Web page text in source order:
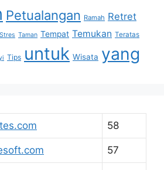
Petualangan Ramah Retret
Stres Taman Tempat Temukan Teratas
Tips untuk Wisata yang
58
57